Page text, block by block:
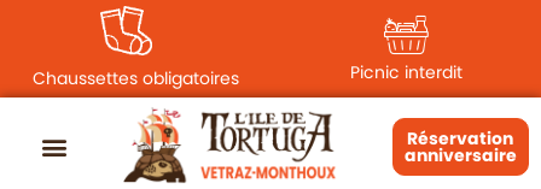
Chaussettes obligatoires Picnic interdit
Réservation
anniversaire